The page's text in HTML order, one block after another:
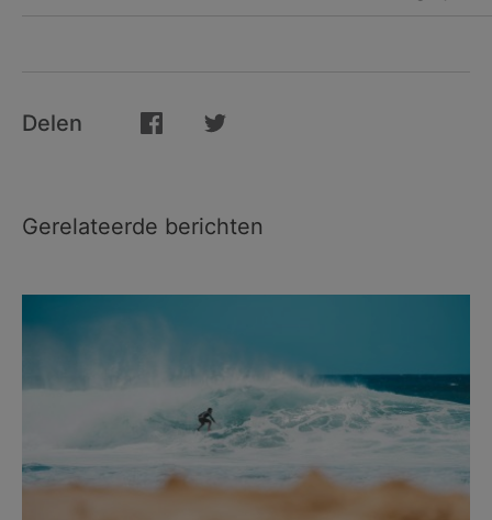
Delen
Gerelateerde berichten